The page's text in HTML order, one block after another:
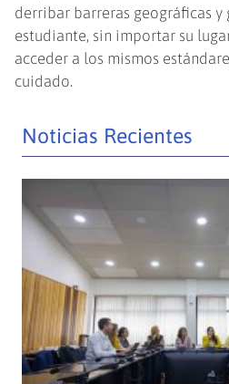
derribar barreras geográficas y
estudiante, sin importar su
acceder a los mismos
cuidado.
Noticias Recientes